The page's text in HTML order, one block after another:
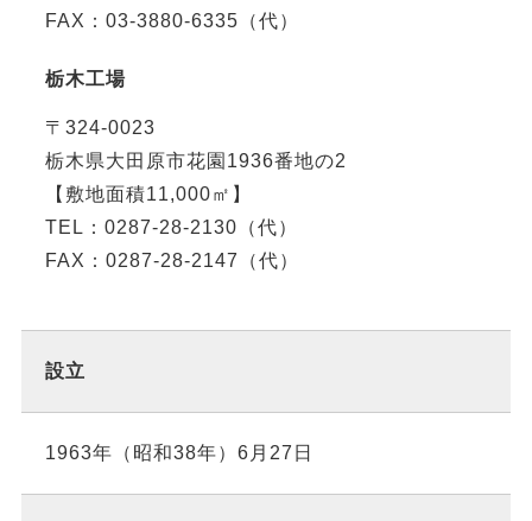
FAX：03-3880-6335（代）
栃木工場
〒324-0023
栃木県大田原市花園1936番地の2
【敷地面積11,000㎡】
TEL：0287-28-2130（代）
FAX：0287-28-2147（代）
設立
1963年（昭和38年）6月27日